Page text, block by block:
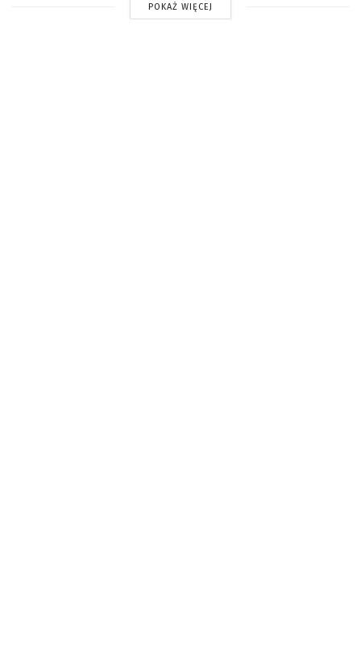
POKAŻ WIĘCEJ